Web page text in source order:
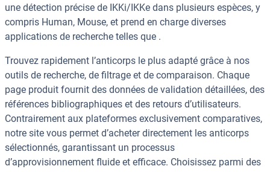
une détection précise de IKKi/IKKe dans plusieurs espèces, y
compris Human, Mouse, et prend en charge diverses
applications de recherche telles que .
Trouvez rapidement l’anticorps le plus adapté grâce à nos
outils de recherche, de filtrage et de comparaison. Chaque
page produit fournit des données de validation détaillées, des
références bibliographiques et des retours d’utilisateurs.
Contrairement aux plateformes exclusivement comparatives,
notre site vous permet d’acheter directement les anticorps
sélectionnés, garantissant un processus
d’approvisionnement fluide et efficace. Choisissez parmi des